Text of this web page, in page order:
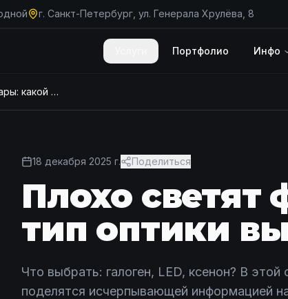
г. Санкт-Петербург, ул. Генерала Хрулёва, 8
Портфолио Инфо
Плохо светят фары: какой тип оптики выбрать?
18 декабря 2025 г. Поделиться
Плохо светят
тип оптики
Что выбрать: галоген, LED, ксенон? В
поделятся исчерпывающей информацией